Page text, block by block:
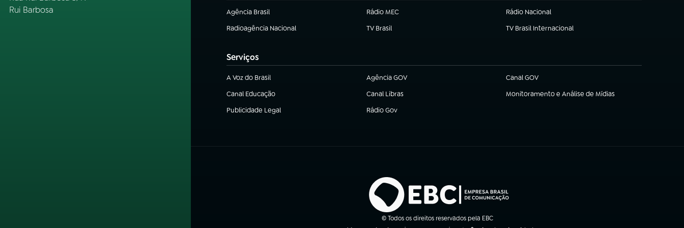
Rui Barbosa
Agência Brasil
(abre em nova aba) Rádio MEC
(abre em nova aba)
Rádio Nacional
Radioagência Nacional
(abre em nova aba) TV Brasil
(abre em nova aba) TV Brasil Internacional
(abre em nova aba)
Serviços
A Voz do Brasil
(abre em nova aba) Agência GOV
(abre em nova aba) Canal GOV
(abre em nova aba)
Canal Educação
(abre em nova aba) Canal Libras
(abre em nova aba) Monitoramento e Análise de Mídias
(abre em nova aba)
Publicidade Legal
(abre em nova aba) Rádio Gov
(abre em nova aba)
© Todos os direitos reservados pela EBC